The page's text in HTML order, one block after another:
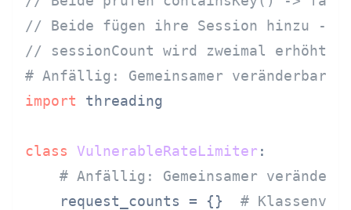
// Beide fügen ihre Session hinzu ->
// sessionCount wird zweimal
# Anfällig: Gemeinsamer
import threading
class VulnerableRateLimiter :
# Anfällig: Gemeinsamer
    request_counts = {}
#